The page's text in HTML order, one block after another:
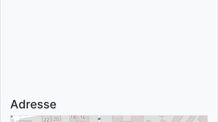
Adresse